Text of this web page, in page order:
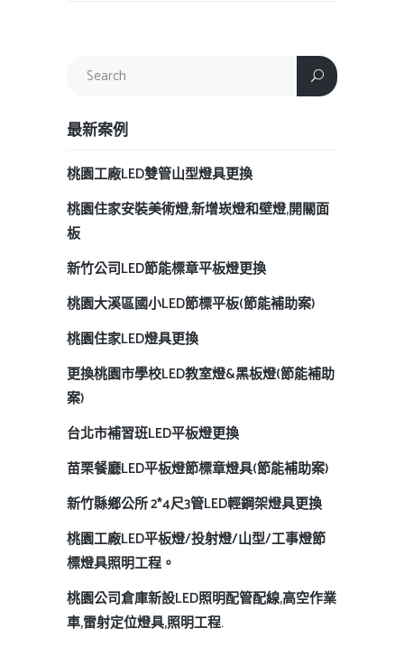
最新案例
桃園工廠LED雙管山型燈具更換
桃園住家安裝美術燈,新增崁燈和壁燈,開關面
板
新竹公司LED節能標章平板燈更換
桃園大溪區國小LED節標平板(節能補助案)
桃園住家LED燈具更換
更換桃園市學校LED教室燈&黑板燈(節能補助
案)
台北市補習班LED平板燈更換
苗栗餐廳LED平板燈節標章燈具(節能補助案)
新竹縣鄉公所 2*4尺3管LED輕鋼架燈具更換
桃園工廠LED平板燈/投射燈/山型/工事燈節
標燈具照明工程。
桃園公司倉庫新設LED照明配管配線,高空作業
車,雷射定位燈具,照明工程.